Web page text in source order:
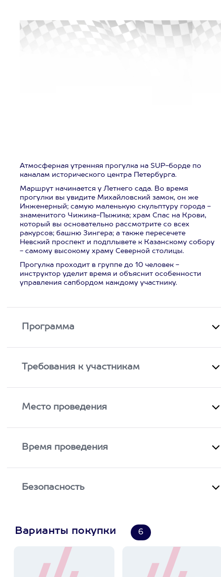
Атмосферная утренняя прогулка на SUP-борде по
каналам исторического центра Петербурга.
Маршрут начинается у Летнего сада. Во время
прогулки вы увидите Михайловский замок, он же
Инженерный; самую маленькую скульптуру города -
знаменитого Чижика-Пыжика; храм Спас на Крови,
который вы основательно рассмотрите со всех
ракурсов; башню Зингера; а также пересечете
Невский проспект и подплывете к Казанскому собору
- самому высокому храму Северной столицы.
Прогулка проходит в группе до 10 человек -
инструктор уделит время и объяснит особенности
управления сапбордом каждому участнику.
Программа
Требования к участникам
Место проведения
Время проведения
Безопасность
Варианты покупки 6